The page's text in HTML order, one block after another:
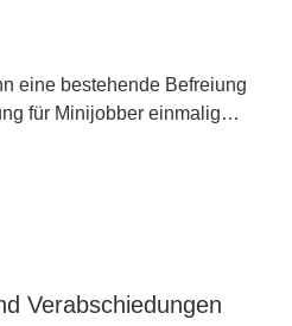
eine bestehende Befreiung
für Minijobber einmalig…
Verabschiedungen